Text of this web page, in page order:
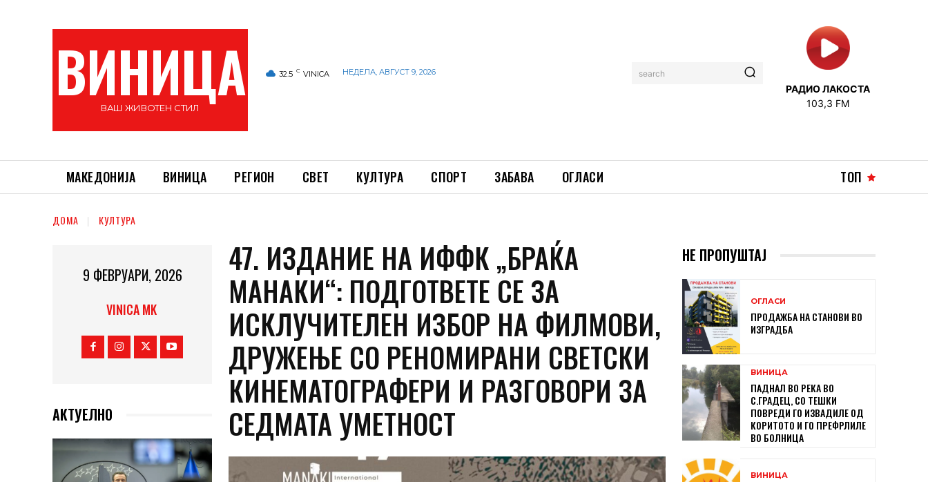
ВИНИЦА
ВАШ ЖИВОТЕН СТИЛ
32.5 C VINICA НЕДЕЛА, АВГУСТ 9, 2026 search
РАДИО ЛАКОСТА
103,3 FM
МАКЕДОНИЈА ВИНИЦА РЕГИОН СВЕТ КУЛТУРА СПОРТ ЗАБАВА ОГЛАСИ ТОП
ДОМА КУЛТУРА
9 ФЕВРУАРИ, 2026
VINICA MK
АКТУЕЛНО
47. ИЗДАНИЕ НА ИФФК „БРАЌА
МАНАКИ“: ПОДГОТВЕТЕ СЕ ЗА
ИСКЛУЧИТЕЛЕН ИЗБОР НА ФИЛМОВИ,
ДРУЖЕЊЕ СО РЕНОМИРАНИ СВЕТСКИ
КИНЕМАТОГРАФЕРИ И РАЗГОВОРИ ЗА
СЕДМАТА УМЕТНОСТ
НЕ ПРОПУШТАЈ
ОГЛАСИ
ПРОДАЖБА НА СТАНОВИ ВО
ИЗГРАДБА
ВИНИЦА
ПАДНАЛ ВО РЕКА ВО
С.ГРАДЕЦ, СО ТЕШКИ
ПОВРЕДИ ГО ИЗВАДИЛЕ ОД
КОРИТОТО И ГО ПРЕФРЛИЛЕ
ВО БОЛНИЦА
ВИНИЦА